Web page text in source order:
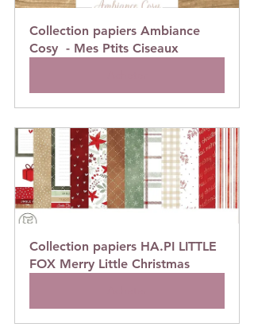
Collection papiers Ambiance
Cosy  - Mes Ptits Ciseaux
Collection papiers HA.PI LITTLE
FOX Merry Little Christmas